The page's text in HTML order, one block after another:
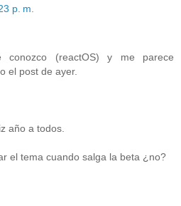
p. m.
(reactOS) y me parece
el post de ayer.
año a todos.
el tema cuando salga la beta ¿no?